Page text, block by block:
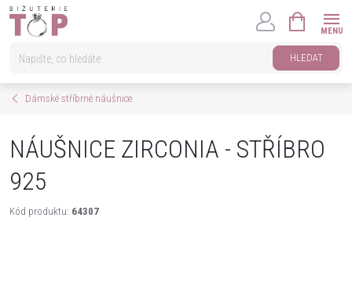
Přejít
HLEDAT
KOŠÍK
Dámské stříbrné náušnice
NÁUŠNICE ZIRCONIA - STŘÍBRO
925
Kód produktu: 64307